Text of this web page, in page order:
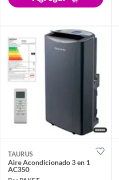
TAURUS
Aire Acondicionado 3 en 1
AC350